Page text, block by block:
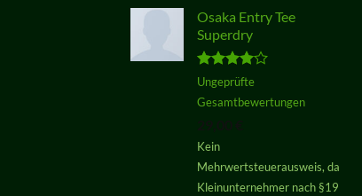
Osaka Entry Tee
Superdry
Bewertet
von 5
Ungeprüfte
Gesamtbewertungen
Kein
Mehrwertsteuerausweis, da
Kleinunternehmer nach §19